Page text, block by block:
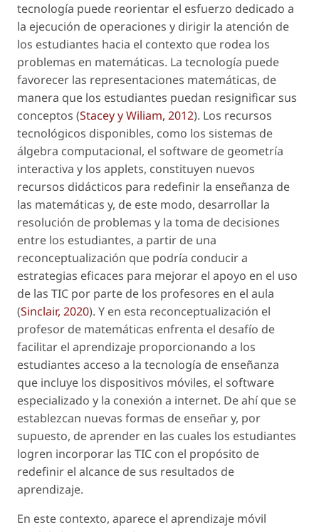
tecnología puede reorientar el esfuerzo dedicado a
la ejecución de operaciones y dirigir la atención de
los estudiantes hacia el contexto que rodea los
problemas en matemáticas. La tecnología puede
favorecer las representaciones matemáticas, de
manera que los estudiantes puedan resignificar sus
conceptos (Stacey y Wiliam, 2012). Los recursos
tecnológicos disponibles, como los sistemas de
álgebra computacional, el software de geometría
interactiva y los applets, constituyen nuevos
recursos didácticos para redefinir la enseñanza de
las matemáticas y, de este modo, desarrollar la
resolución de problemas y la toma de decisiones
entre los estudiantes, a partir de una
reconceptualización que podría conducir a
estrategias eficaces para mejorar el apoyo en el uso
de las TIC por parte de los profesores en el aula
(Sinclair, 2020). Y en esta reconceptualización el
profesor de matemáticas enfrenta el desafío de
facilitar el aprendizaje proporcionando a los
estudiantes acceso a la tecnología de enseñanza
que incluye los dispositivos móviles, el software
especializado y la conexión a internet. De ahí que se
establezcan nuevas formas de enseñar y, por
supuesto, de aprender en las cuales los estudiantes
logren incorporar las TIC con el propósito de
redefinir el alcance de sus resultados de
aprendizaje.
En este contexto, aparece el aprendizaje móvil